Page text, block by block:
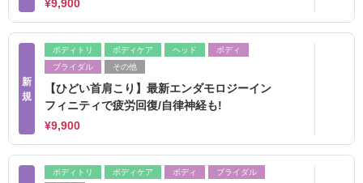
¥9,900
新
規
ボディトリ ボディケア ヘッド
ボディ
ブライダル
その他
【ひどい首肩こり】最新エンダモロジーイン
フィニティで疲労回復/自律神経も!
¥9,900
ボディトリ ボディケア ボディ
ブライダル